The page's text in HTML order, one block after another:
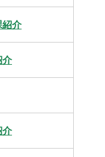
紹介
介
介